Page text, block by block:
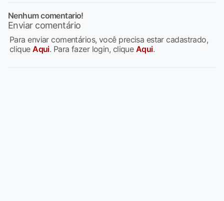
Nenhum comentario!
Enviar comentário
Para enviar comentários, você precisa estar cadastrado,
cliqueAqui. Para fazer login, clique Aqui.